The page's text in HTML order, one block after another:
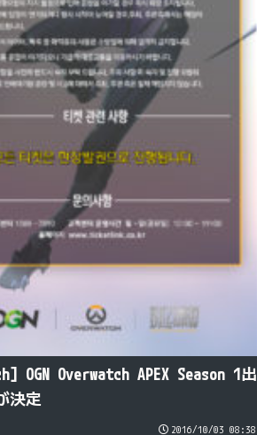
OGN Overwatch APEX Season 1出
決定
2016/10/03 08:38